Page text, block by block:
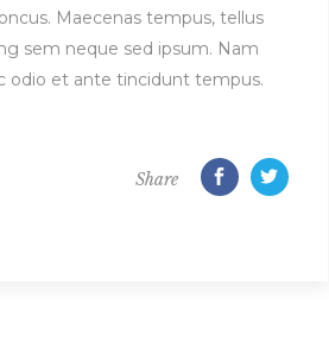
Maecenas tempus, tellus
sem neque sed ipsum. Nam
odio et ante tincidunt tempus.
Share